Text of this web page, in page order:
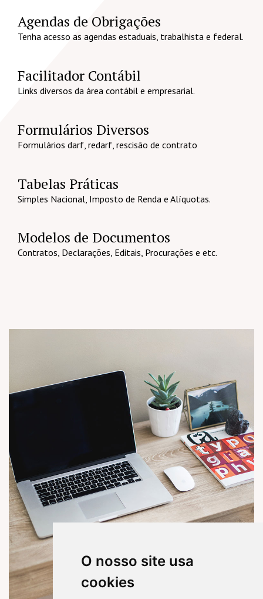
O nosso site usa
cookies
Agendas de Obrigações
Tenha acesso as agendas estaduais, trabalhista e federal.
Facilitador Contábil
Links diversos da área contábil e empresarial.
Formulários Diversos
Formulários darf, redarf, rescisão de contrato
Tabelas Práticas
Simples Nacional, Imposto de Renda e Alíquotas.
Modelos de Documentos
Contratos, Declarações, Editais, Procurações e etc.